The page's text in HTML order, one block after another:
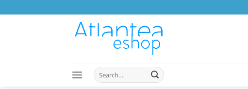
to
Search
for: